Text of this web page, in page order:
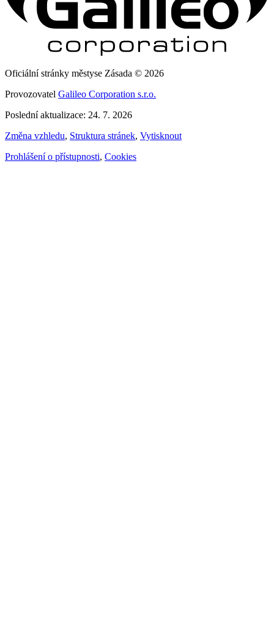
Oficiální stránky městyse Zásada © 2026
Provozovatel Galileo Corporation s.r.o.
Poslední aktualizace: 24. 7. 2026
Změna vzhledu, Struktura stránek, Vytisknout
Prohlášení o přístupnosti, Cookies